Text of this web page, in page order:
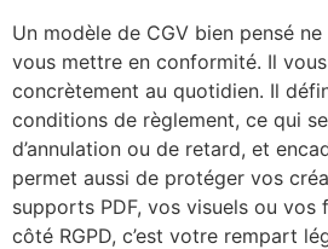
Un modèle de CGV bien pensé
vous mettre en conformité. Il
concrètement au quotidien. Il
conditions de règlement, ce qui
d’annulation ou de retard, et
permet aussi de protéger vos
supports PDF, vos visuels ou vos
côté RGPD, c’est votre rempart